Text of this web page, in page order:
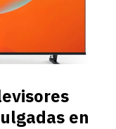
en